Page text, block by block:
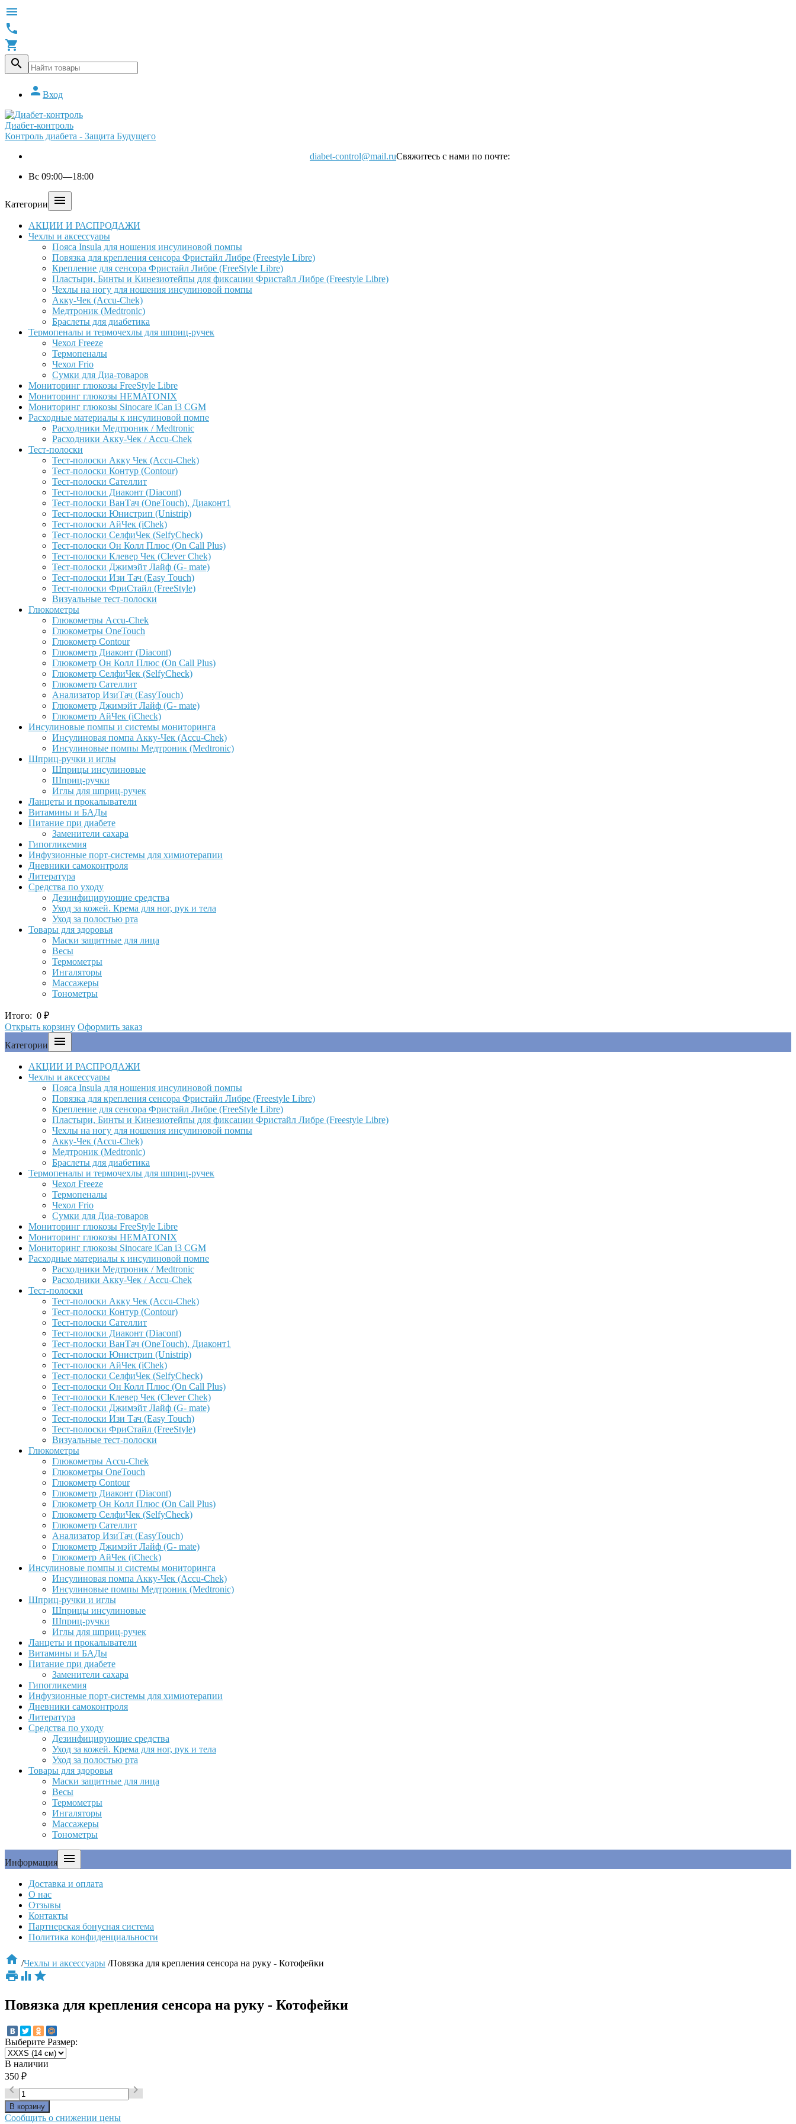




 Вход
Диабет-контроль
Контроль диабета - Защита Будущего
diabet-control@mail.ruСвяжитесь с нами по почте:
Вс 09:00—18:00
Категории 
АКЦИИ И РАСПРОДАЖИ
Чехлы и аксессуары
Пояса Insula для ношения инсулиновой помпы
Повязка для крепления сенсора Фристайл Либре (Freestyle Libre)
Крепление для сенсора Фристайл Либре (FreeStyle Libre)
Пластыри, Бинты и Кинезиотейпы для фиксации Фристайл Либре (Freestyle Libre)
Чехлы на ногу для ношения инсулиновой помпы
Акку-Чек (Accu-Chek)
Медтроник (Medtronic)
Браслеты для диабетика
Термопеналы и термочехлы для шприц-ручек
Чехол Freeze
Термопеналы
Чехол Frio
Сумки для Диа-товаров
Мониторинг глюкозы FreeStyle Libre
Мониторинг глюкозы HEMATONIX
Мониторинг глюкозы Sinocare iCan i3 CGM
Расходные материалы к инсулиновой помпе
Расходники Медтроник / Medtronic
Расходники Акку-Чек / Accu-Chek
Тест-полоски
Тест-полоски Акку Чек (Accu-Chek)
Тест-полоски Контур (Contour)
Тест-полоски Сателлит
Тест-полоски Диаконт (Diacont)
Тест-полоски ВанТач (OneTouch), Диаконт1
Тест-полоски Юнистрип (Unistrip)
Тест-полоски АйЧек (iChek)
Тест-полоски СелфиЧек (SelfyCheck)
Тест-полоски Он Колл Плюс (On Call Plus)
Тест-полоски Клевер Чек (Clever Chek)
Тест-полоски Джимэйт Лайф (G- mate)
Тест-полоски Изи Тач (Easy Touch)
Тест-полоски ФриCтайл (FreeStyle)
Визуальные тест-полоски
Глюкометры
Глюкометры Accu-Сhek
Глюкометры OneTouch
Глюкометр Contour
Глюкометр Диаконт (Diacont)
Глюкометр Он Колл Плюс (On Call Plus)
Глюкометр СелфиЧек (SelfyCheck)
Глюкометр Сателлит
Анализатор ИзиТач (EasyTouch)
Глюкометр Джимэйт Лайф (G- mate)
Глюкометр АйЧек (iCheck)
Инсулиновые помпы и системы мониторинга
Инсулиновая помпа Акку-Чек (Accu-Chek)
Инсулиновые помпы Медтроник (Medtronic)
Шприц-ручки и иглы
Шприцы инсулиновые
Шприц-ручки
Иглы для шприц-ручек
Ланцеты и прокалыватели
Витамины и БАДы
Питание при диабете
Заменители сахара
Гипогликемия
Инфузионные порт-системы для химиотерапии
Дневники самоконтроля
Литература
Средства по уходу
Дезинфицирующие средства
Уход за кожей. Крема для ног, рук и тела
Уход за полостью рта
Товары для здоровья
Маски защитные для лица
Весы
Термометры
Ингаляторы
Массажеры
Тонометры
Итого: 0 ₽
Открыть корзину Оформить заказ
Категории

АКЦИИ И РАСПРОДАЖИ
Чехлы и аксессуары
Пояса Insula для ношения инсулиновой помпы
Повязка для крепления сенсора Фристайл Либре (Freestyle Libre)
Крепление для сенсора Фристайл Либре (FreeStyle Libre)
Пластыри, Бинты и Кинезиотейпы для фиксации Фристайл Либре (Freestyle Libre)
Чехлы на ногу для ношения инсулиновой помпы
Акку-Чек (Accu-Chek)
Медтроник (Medtronic)
Браслеты для диабетика
Термопеналы и термочехлы для шприц-ручек
Чехол Freeze
Термопеналы
Чехол Frio
Сумки для Диа-товаров
Мониторинг глюкозы FreeStyle Libre
Мониторинг глюкозы HEMATONIX
Мониторинг глюкозы Sinocare iCan i3 CGM
Расходные материалы к инсулиновой помпе
Расходники Медтроник / Medtronic
Расходники Акку-Чек / Accu-Chek
Тест-полоски
Тест-полоски Акку Чек (Accu-Chek)
Тест-полоски Контур (Contour)
Тест-полоски Сателлит
Тест-полоски Диаконт (Diacont)
Тест-полоски ВанТач (OneTouch), Диаконт1
Тест-полоски Юнистрип (Unistrip)
Тест-полоски АйЧек (iChek)
Тест-полоски СелфиЧек (SelfyCheck)
Тест-полоски Он Колл Плюс (On Call Plus)
Тест-полоски Клевер Чек (Clever Chek)
Тест-полоски Джимэйт Лайф (G- mate)
Тест-полоски Изи Тач (Easy Touch)
Тест-полоски ФриCтайл (FreeStyle)
Визуальные тест-полоски
Глюкометры
Глюкометры Accu-Сhek
Глюкометры OneTouch
Глюкометр Contour
Глюкометр Диаконт (Diacont)
Глюкометр Он Колл Плюс (On Call Plus)
Глюкометр СелфиЧек (SelfyCheck)
Глюкометр Сателлит
Анализатор ИзиТач (EasyTouch)
Глюкометр Джимэйт Лайф (G- mate)
Глюкометр АйЧек (iCheck)
Инсулиновые помпы и системы мониторинга
Инсулиновая помпа Акку-Чек (Accu-Chek)
Инсулиновые помпы Медтроник (Medtronic)
Шприц-ручки и иглы
Шприцы инсулиновые
Шприц-ручки
Иглы для шприц-ручек
Ланцеты и прокалыватели
Витамины и БАДы
Питание при диабете
Заменители сахара
Гипогликемия
Инфузионные порт-системы для химиотерапии
Дневники самоконтроля
Литература
Средства по уходу
Дезинфицирующие средства
Уход за кожей. Крема для ног, рук и тела
Уход за полостью рта
Товары для здоровья
Маски защитные для лица
Весы
Термометры
Ингаляторы
Массажеры
Тонометры
Информация 
Доставка и оплата
О нас
Отзывы
Контакты
Партнерская бонусная система
Политика конфиденциальности
 /Чехлы и аксессуары /Повязка для крепления сенсора на руку - Котофейки
  
Повязка для крепления сенсора на руку - Котофейки
Выберите Размер:
В наличии
350 ₽
 
Сообщить о снижении цены